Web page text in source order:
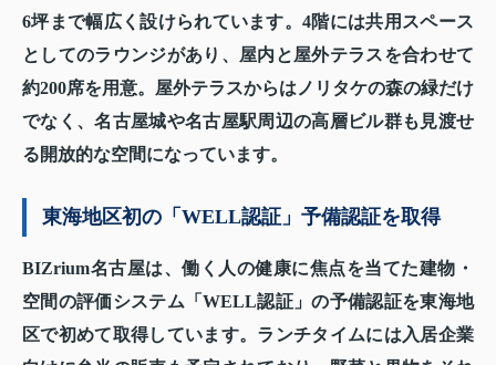
6坪まで幅広く設けられています。4階には共用スペース
としてのラウンジがあり、屋内と屋外テラスを合わせて
約200席を用意。屋外テラスからはノリタケの森の緑だけ
でなく、名古屋城や名古屋駅周辺の高層ビル群も見渡せ
る開放的な空間になっています。
東海地区初の「WELL認証」予備認証を取得
BIZrium名古屋は、働く人の健康に焦点を当てた建物・
空間の評価システム「WELL認証」の予備認証を東海地
区で初めて取得しています。ランチタイムには入居企業